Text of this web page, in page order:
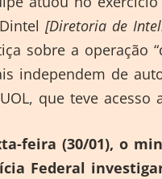
[Diretoria de
sobre a operação
independem de
que teve acesso
feira (30/01), o
Federal